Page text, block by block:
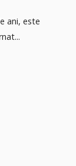
ani, este